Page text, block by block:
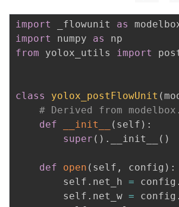
import _flowunit as
import
numpy as
from yolox_utils import
class yolox_postFlowUnit (
# Derived from
def
__init__ ( self ) :
super ( ) . __init__ ( )
def open ( self , config ) :
        self
. net_h = config .
        self
. net_w = config .